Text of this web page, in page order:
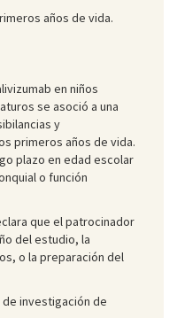
años de vida.
en niños
se asoció a una
y
primeros años de vida.
plazo en edad escolar
o función
que el patrocinador
del estudio, la
o la preparación del
investigación de